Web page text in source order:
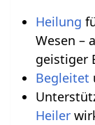
Heilung
Wesen –
geistiger
Begleitet
Heiler